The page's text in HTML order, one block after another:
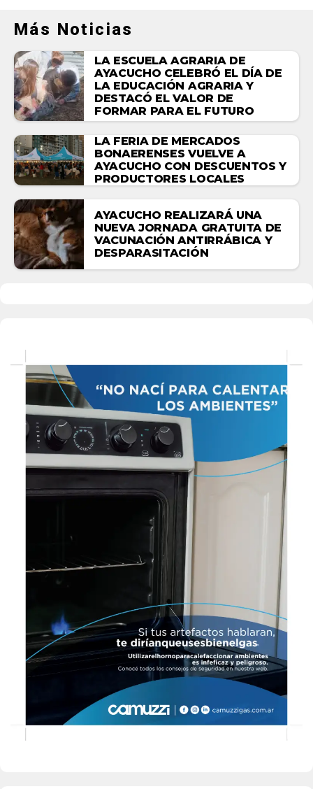
Más Noticias
LA ESCUELA AGRARIA DE
AYACUCHO CELEBRÓ EL DÍA DE
LA EDUCACIÓN AGRARIA Y
DESTACÓ EL VALOR DE
FORMAR PARA EL FUTURO
LA FERIA DE MERCADOS
BONAERENSES VUELVE A
AYACUCHO CON DESCUENTOS Y
PRODUCTORES LOCALES
AYACUCHO REALIZARÁ UNA
NUEVA JORNADA GRATUITA DE
VACUNACIÓN ANTIRRÁBICA Y
DESPARASITACIÓN